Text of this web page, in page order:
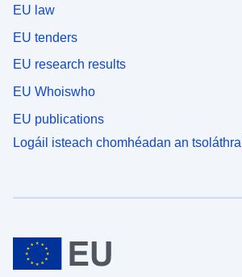
EU law
EU tenders
EU research results
EU Whoiswho
EU publications
Logáil isteach chomhéadan an